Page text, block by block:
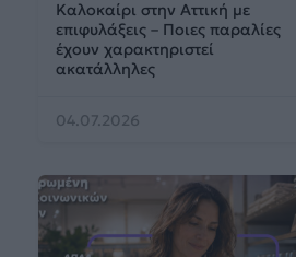
Καλοκαίρι στην Αττική με
επιφυλάξεις – Ποιες παραλίες
έχουν χαρακτηριστεί
ακατάλληλες
04.07.2026